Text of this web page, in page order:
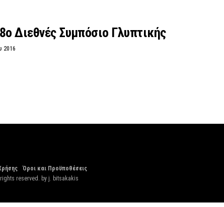
Διεθνές Συμπόσιο Γλυπτικής
2016
Όροι και Προϋποθέσεις
reserved. by j. bitsakakis